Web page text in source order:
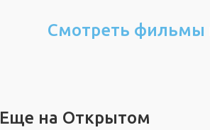
Смотреть фильмы
Еще на Открытом